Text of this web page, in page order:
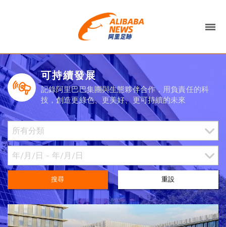
可持續發展
記錄阿里巴巴集團與生態夥伴合作，用負責任的科
技，創造更綠色、更美好、更可持續的未來
搜尋 重設